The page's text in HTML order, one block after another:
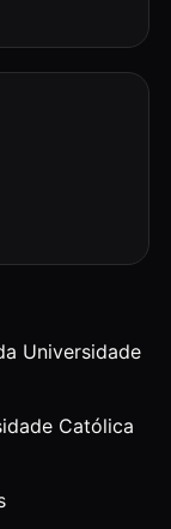
Universidade
Católica